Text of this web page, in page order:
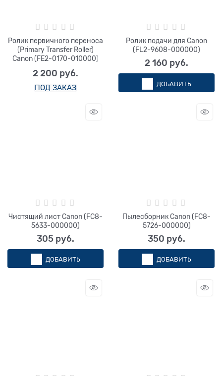
Ролик первичного переноса
(Primary Transfer Roller)
Canon (FE2-0170-010000)
2 200 руб.
ПОД ЗАКАЗ
Ролик подачи для Canon
(FL2-9608-000000)
2 160 руб.
ДОБАВИТЬ
Чистящий лист Canon (FC8-
5633-000000)
305 руб.
ДОБАВИТЬ
Пылесборник Canon (FC8-
5726-000000)
350 руб.
ДОБАВИТЬ